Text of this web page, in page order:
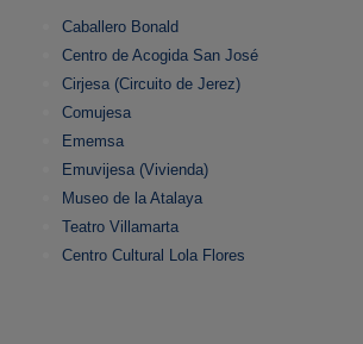
Caballero Bonald
Centro de Acogida San José
Cirjesa (Circuito de Jerez)
Comujesa
Ememsa
Emuvijesa (Vivienda)
Museo de la Atalaya
Teatro Villamarta
Centro Cultural Lola Flores